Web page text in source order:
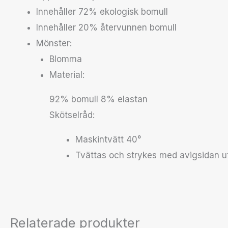
Innehåller 72% ekologisk bomull
Innehåller 20% återvunnen bomull
Mönster:
Blomma
Material:
92% bomull 8% elastan
Skötselråd:
Maskintvätt 40°
Tvättas och strykes med avigsidan
Relaterade produkter